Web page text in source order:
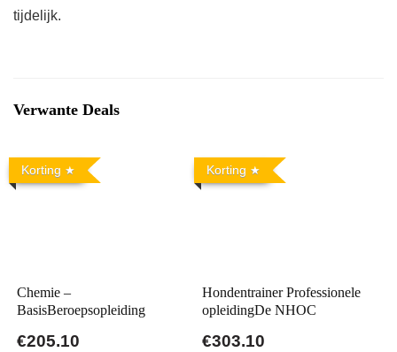
tijdelijk.
Verwante Deals
Korting
Chemie –
BasisBeroepsopleiding
€205.10
Korting
Hondentrainer Professionele
opleidingDe NHOC
€303.10